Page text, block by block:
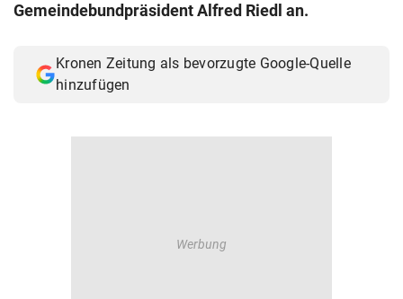
Gemeindebundpräsident Alfred Riedl an.
Kronen Zeitung als bevorzugte Google-Quelle
hinzufügen